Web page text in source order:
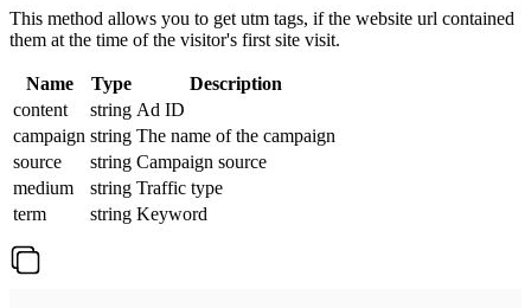
This method allows you to get utm tags, if the website url contained
them at the time of the visitor's first site visit.
Name Type
Description
content
string Ad ID
campaign string The name of the campaign
source
string Campaign source
medium
string Traffic type
term
string Keyword